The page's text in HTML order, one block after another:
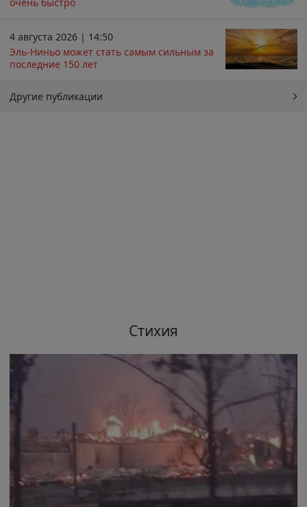
4 августа 2026 | 14:50
Эль-Ниньо может стать самым сильным за
последние 150 лет
Другие публикации
Стихия